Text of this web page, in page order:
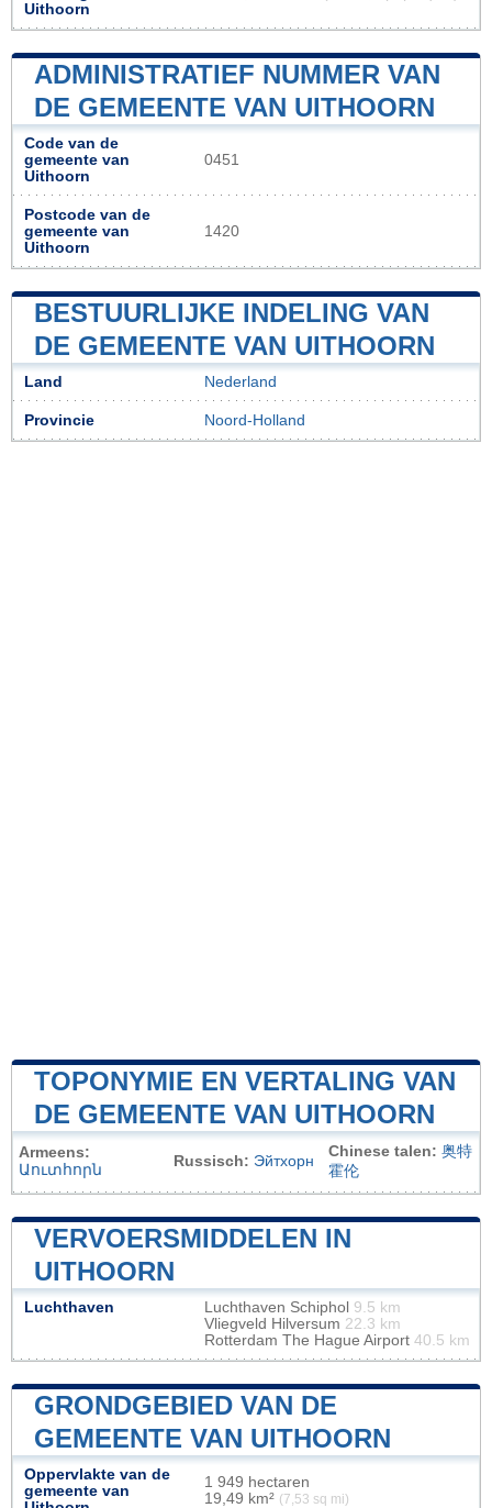
Uithoorn
ADMINISTRATIEF NUMMER VAN
DE GEMEENTE VAN UITHOORN
Code van de
gemeente van
Uithoorn
0451
Postcode van de
gemeente van
Uithoorn
1420
BESTUURLIJKE INDELING VAN
DE GEMEENTE VAN UITHOORN
Land Nederland
Provincie Noord-Holland
TOPONYMIE EN VERTALING VAN
DE GEMEENTE VAN UITHOORN
Armeens:
Աուտհորն
Russisch: Эйтхорн
Chinese talen: 奥特
霍伦
VERVOERSMIDDELEN IN
UITHOORN
Luchthaven Luchthaven Schiphol 9.5 km
Vliegveld Hilversum 22.3 km
Rotterdam The Hague Airport 40.5 km
GRONDGEBIED VAN DE
GEMEENTE VAN UITHOORN
Oppervlakte van de
gemeente van
1 949 hectaren
19,49 km² (7,53 sq mi)